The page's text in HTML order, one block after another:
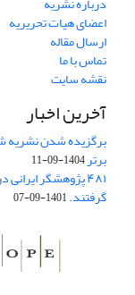
اعضای هیات تحریریه
ارسال مقاله
تماس با ما
نقشه سایت
آخرین اخبار
برگزیده شدن نشریه
برتر1404-09-11
۴۸۱ پژوهشگر
گرفتند.1401-09-07